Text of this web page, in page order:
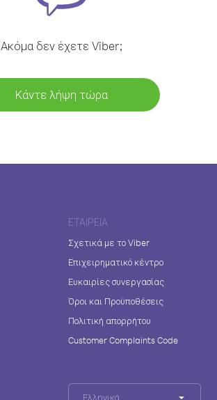
Ακόμα δεν έχετε Viber;
Κάντε λήψη τώρα
ΕΤΑΙΡΕΊΑ
Σχετικά με το Viber
Επιχειρηματικό κέντρο
Ευκαιρίες συνεργασίας
Όροι και Προϋποθέσεις
Πολιτική απορρήτου
Customer Complaints Code
Ελληνικά